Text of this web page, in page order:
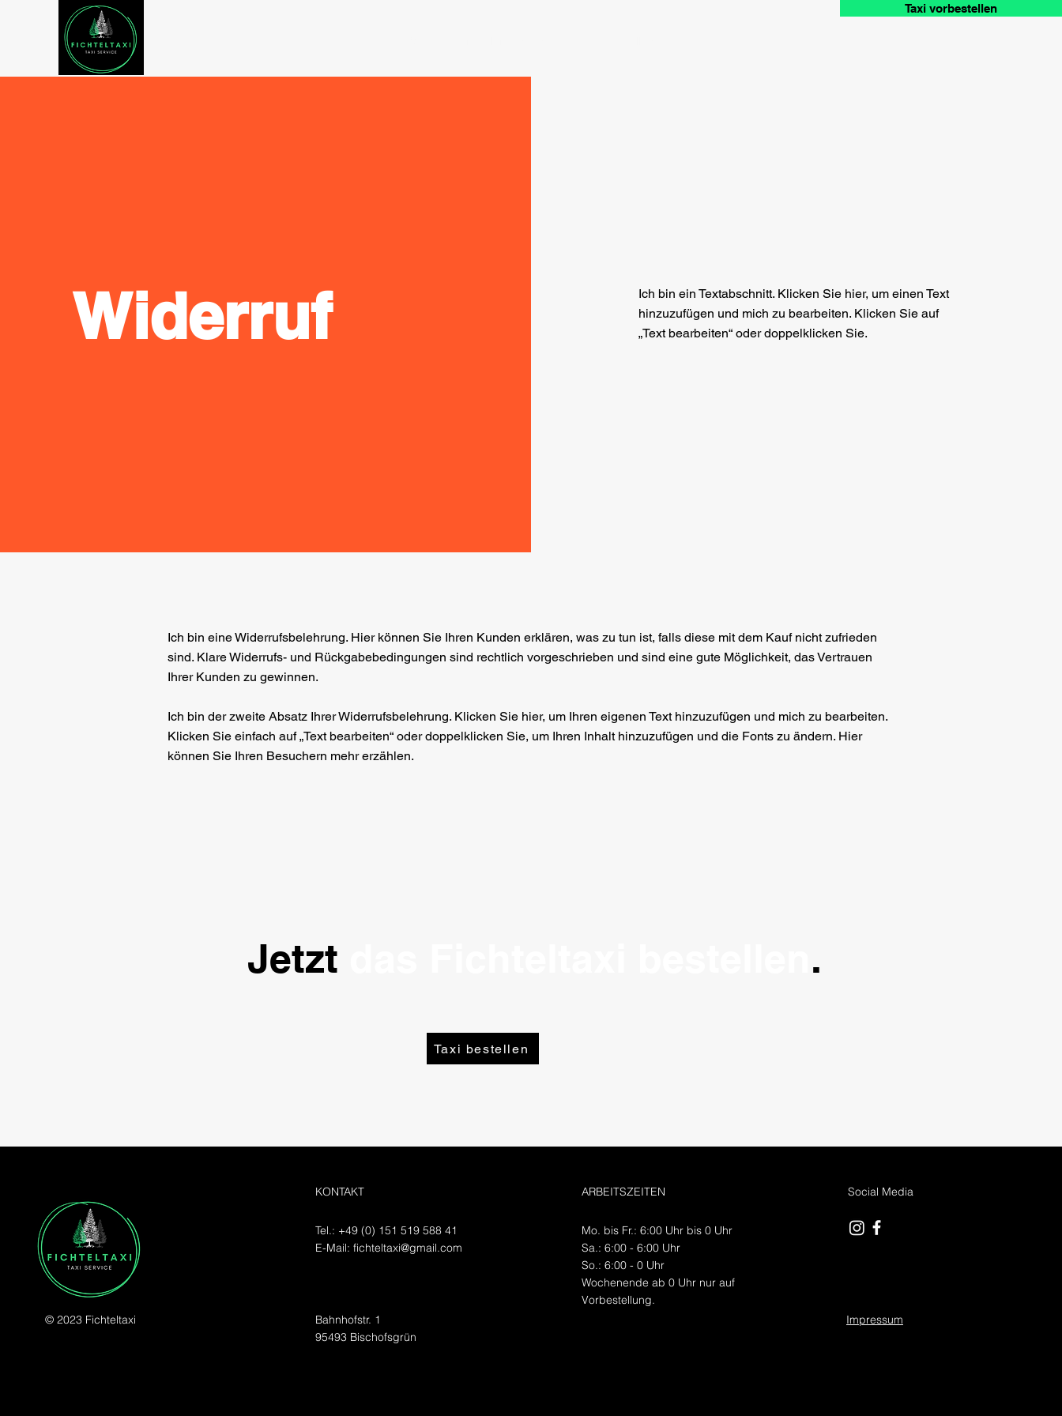
Taxi vorbestellen
Widerruf
Ich bin ein Textabschnitt. Klicken Sie hier, um einen Text
hinzuzufügen und mich zu bearbeiten. Klicken Sie auf
„Text bearbeiten“ oder doppelklicken Sie.
Ich bin eine Widerrufsbelehrung. Hier können Sie Ihren Kunden erklären, was zu tun ist, falls diese mit dem Kauf nicht zufrieden
sind. Klare Widerrufs- und Rückgabebedingungen sind rechtlich vorgeschrieben und sind eine gute Möglichkeit, das Vertrauen
Ihrer Kunden zu gewinnen.
Ich bin der zweite Absatz Ihrer Widerrufsbelehrung. Klicken Sie hier, um Ihren eigenen Text hinzuzufügen und mich zu bearbeiten.
Klicken Sie einfach auf „Text bearbeiten“ oder doppelklicken Sie, um Ihren Inhalt hinzuzufügen und die Fonts zu ändern. Hier
können Sie Ihren Besuchern mehr erzählen.
Jetzt .
Taxi bestellen
© 2023 Fichteltaxi
KONTAKT
Tel.: +49 (0) 151 519 588 41
E-Mail: fichteltaxi@gmail.com
Bahnhofstr. 1
95493 Bischofsgrün
ARBEITSZEITEN
Mo. bis Fr.: 6:00 Uhr bis 0 Uhr
​Sa​.: 6:00 - 6:00 Uhr
​So.: 6:00 - 0 Uhr
Wochenende ab 0 Uhr nur auf
Vorbestellung.
Social Media
Impressum